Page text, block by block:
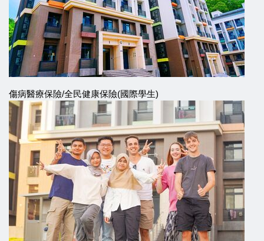
傷病醫療保險/全民健康保險(國際學生)